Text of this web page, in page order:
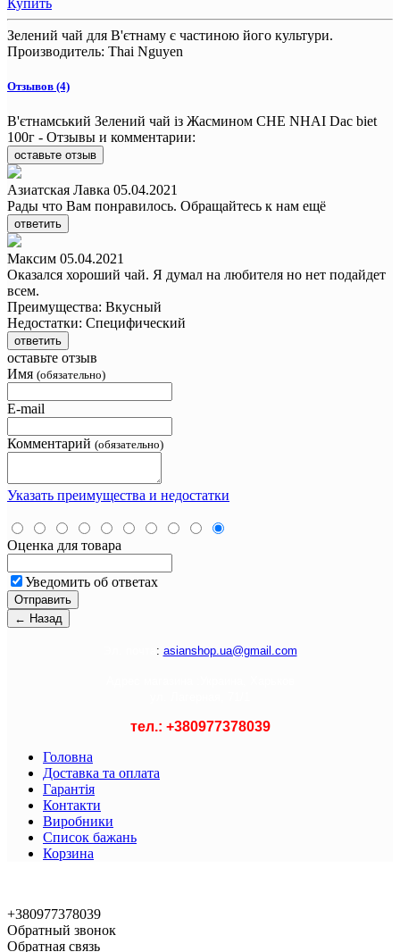
Купить
Зелений чай для В'єтнаму є частиною його культури.
Производитель: Thai Nguyen
Отзывов (4)
В'єтнамський Зелений чай із Жасмином CHE NHAI Dac biet
100г - Отзывы и комментарии:
оставьте отзыв
Азиатская Лавка 05.04.2021
Рады что Вам понравилось. Обращайтесь к нам ещё
ответить
Максим 05.04.2021
Оказался хороший чай. Я думал на любителя но нет подайдет
всем.
Преимущества: Вкусный
Недостатки: Специфический
ответить
оставьте отзыв
Имя (обязательно)
E-mail
Комментарий (обязательно)
Указать преимущества и недостатки
Оценка для товара
Уведомить об ответах
: asianshop.ua@gmail.com
тел.: +380977378039
Головна
Доставка та оплата
Гарантія
Контакти
Виробники
Список бажань
Корзина
+380977378039
Обратный звонок
Обратная связь